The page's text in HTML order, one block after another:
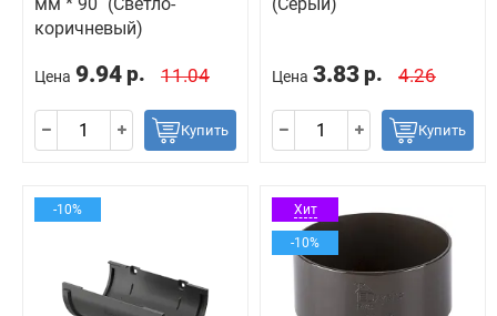
коричневый)
Цена 9.94 р. 11.04
Купить
Цена 3.83 р. 4.26
Купить
-10% Хит
-10%